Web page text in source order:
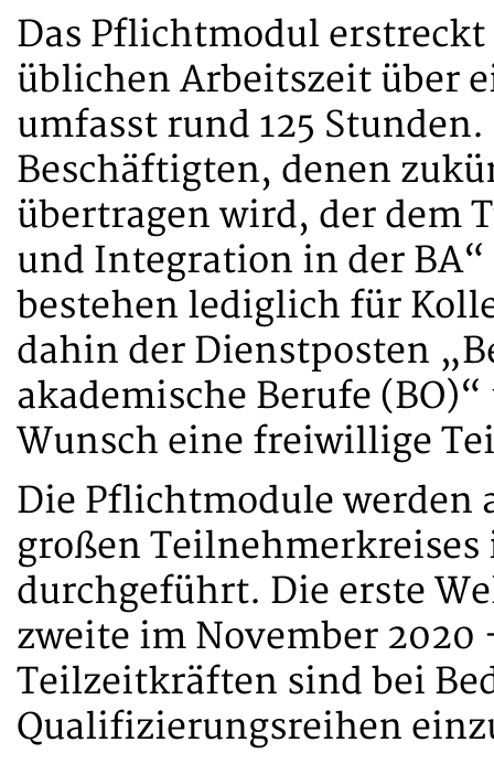
Das Pflichtmodul
üblichen Arbeitszeit über
umfasst rund 125
Beschäftigten, denen
übertragen wird, der dem
und Integration in der
bestehen lediglich für
dahin der Dienstposten
akademische Berufe
Wunsch eine freiwillige
Die Pflichtmodule werden
großen
durchgeführt. Die erste
zweite im November 2020
Teilzeitkräften sind bei
Qualifizierungsreihen